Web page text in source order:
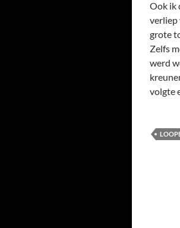
Ook ik
verliep
grote
Zelfs
werd
volgte